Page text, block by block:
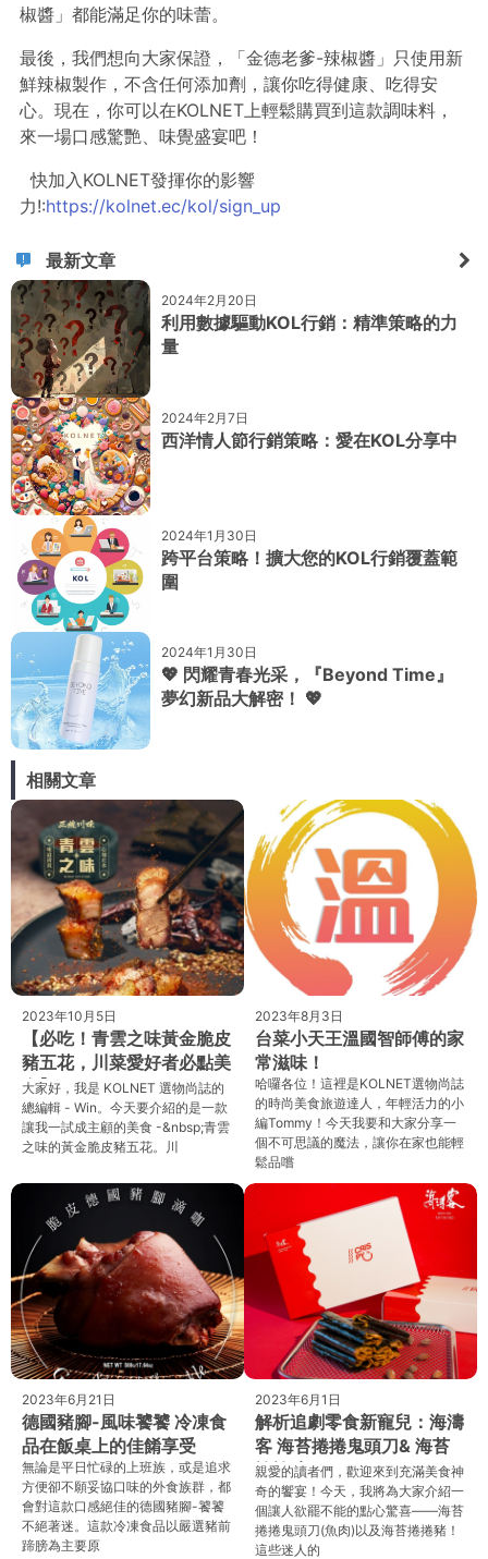
椒醬」都能滿足你的味蕾。
最後，我們想向大家保證，「金德老爹-辣椒醬」只使用新
鮮辣椒製作，不含任何添加劑，讓你吃得健康、吃得安
心。現在，你可以在KOLNET上輕鬆購買到這款調味料，
來一場口感驚艷、味覺盛宴吧！
快加入KOLNET發揮你的影響
力!:https://kolnet.ec/kol/sign_up
最新文章
2024年2月20日
利用數據驅動KOL行銷：精準策略的力
量
2024年2月7日
西洋情人節行銷策略：愛在KOL分享中
2024年1月30日
跨平台策略！擴大您的KOL行銷覆蓋範
圍
2024年1月30日
💖 閃耀青春光采，『Beyond Time』
夢幻新品大解密！ 💖
相關文章
2023年10月5日
【必吃！青雲之味黃金脆皮
豬五花，川菜愛好者必點美
食】
大家好，我是 KOLNET 選物尚誌的
總編輯 - Win。今天要介紹的是一款
讓我一試成主顧的美食 -&nbsp;青雲
之味的黃金脆皮豬五花。川
2023年8月3日
台菜小天王溫國智師傅的家
常滋味！
哈囉各位！這裡是KOLNET選物尚誌
的時尚美食旅遊達人，年輕活力的小
編Tommy！今天我要和大家分享一
個不可思議的魔法，讓你在家也能輕
鬆品嚐
2023年6月21日
德國豬腳-風味饕饕 冷凍食
品在飯桌上的佳餚享受
無論是平日忙碌的上班族，或是追求
方便卻不願妥協口味的外食族群，都
會對這款口感絕佳的德國豬腳-饕饕
不絕著迷。這款冷凍食品以嚴選豬前
蹄膀為主要原
2023年6月1日
解析追劇零食新寵兒：海濤
客 海苔捲捲鬼頭刀& 海苔
捲捲豬
親愛的讀者們，歡迎來到充滿美食神
奇的饗宴！今天，我將為大家介紹一
個讓人欲罷不能的點心驚喜——海苔
捲捲鬼頭刀(魚肉)以及海苔捲捲豬！
這些迷人的